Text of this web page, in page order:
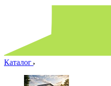
Каталог